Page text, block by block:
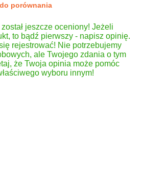
porównania
jeszcze oceniony! Jeżeli
to bądź pierwszy - napisz opinię.
rejestrować! Nie potrzebujemy
ale Twojego zdania o tym
że Twoja opinia może pomóc
wyboru innym!